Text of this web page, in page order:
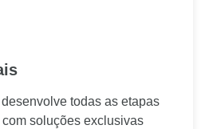
todas as etapas
soluções exclusivas